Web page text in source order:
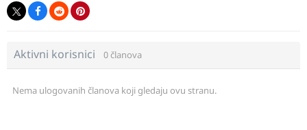
Aktivni korisnici 0 članova
Nema ulogovanih članova koji gledaju ovu stranu.